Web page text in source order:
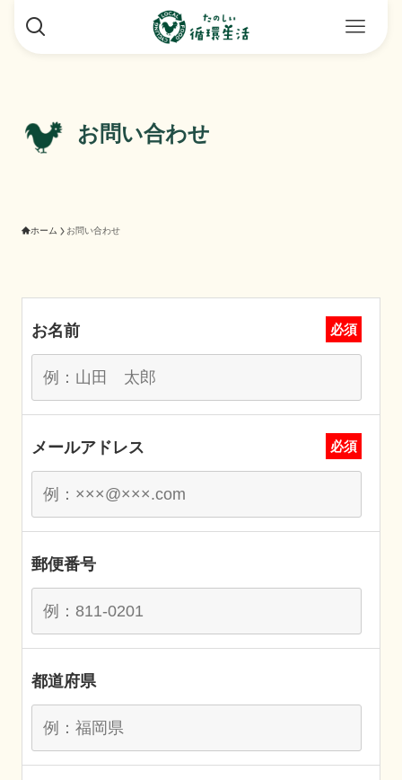
お問い合わせ
ホーム お問い合わせ
お名前 必須
メールアドレス 必須
郵便番号
都道府県